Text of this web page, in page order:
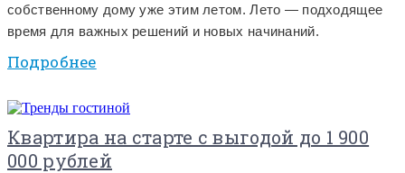
собственному дому уже этим летом. Лето — подходящее
время для важных решений и новых начинаний.
Подробнее
Квартира на старте с выгодой до 1 900
000 рублей